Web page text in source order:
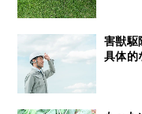
害獣駆
具体的